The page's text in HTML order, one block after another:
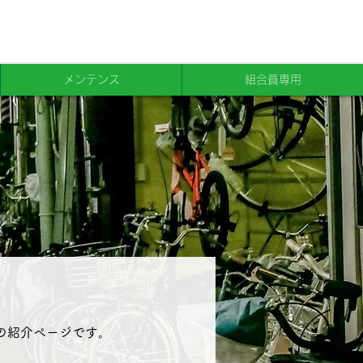
メンテンス 組合員専用
介ページです​。